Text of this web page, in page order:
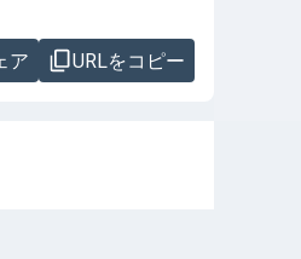
ア URLをコピー